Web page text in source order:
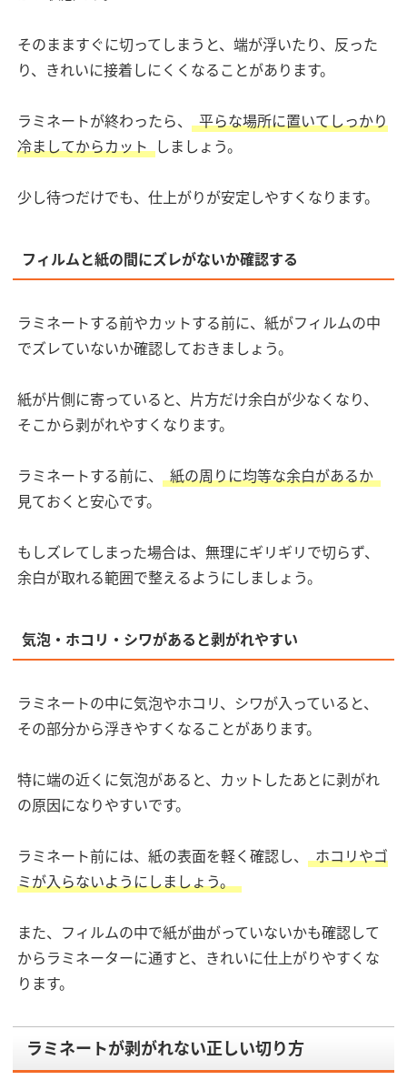
そのまますぐに切ってしまうと、端が浮いたり、反った
り、きれいに接着しにくくなることがあります。
ラミネートが終わったら、
平らな場所に置いてしっかり
冷ましてからカット しましょう。
少し待つだけでも、仕上がりが安定しやすくなります。
フィルムと紙の間にズレがないか確認する
ラミネートする前やカットする前に、紙がフィルムの中
でズレていないか確認しておきましょう。
紙が片側に寄っていると、片方だけ余白が少なくなり、
そこから剥がれやすくなります。
ラミネートする前に、
紙の周りに均等な余白があるか
見ておくと安心です。
もしズレてしまった場合は、無理にギリギリで切らず、
余白が取れる範囲で整えるようにしましょう。
気泡・ホコリ・シワがあると剥がれやすい
ラミネートの中に気泡やホコリ、シワが入っていると、
その部分から浮きやすくなることがあります。
特に端の近くに気泡があると、カットしたあとに剥がれ
の原因になりやすいです。
ラミネート前には、紙の表面を軽く確認し、
ホコリやゴ
ミが入らないようにしましょう。
また、フィルムの中で紙が曲がっていないかも確認して
からラミネーターに通すと、きれいに仕上がりやすくな
ります。
ラミネートが剥がれない正しい切り方